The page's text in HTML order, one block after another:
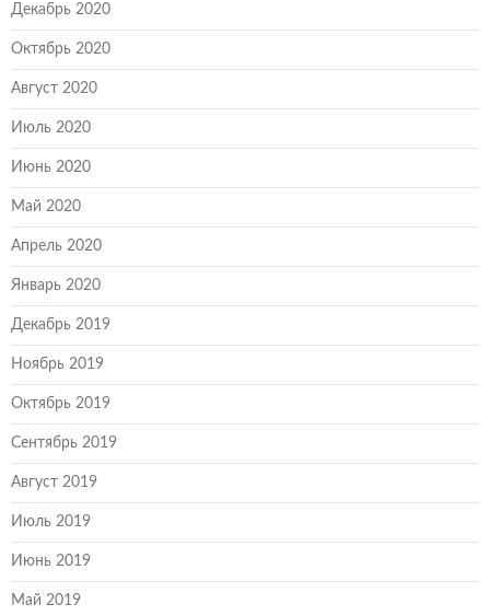
Декабрь 2020
Октябрь 2020
Август 2020
Июль 2020
Июнь 2020
Май 2020
Апрель 2020
Январь 2020
Декабрь 2019
Ноябрь 2019
Октябрь 2019
Сентябрь 2019
Август 2019
Июль 2019
Июнь 2019
Май 2019